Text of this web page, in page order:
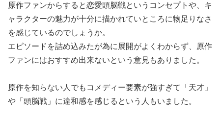
原作ファンからすると恋愛頭脳戦というコンセプトや、キ
ャラクターの魅力が十分に描かれていところに物足りなさ
を感じているのでしょうか。
エピソードを詰め込みたが為に展開がよくわからず、原作
ファンにはおすすめ出来ないという意見もありました。
原作を知らない人でもコメディー要素が強すぎて「天才」
や「頭脳戦」に違和感を感じるという人もいました。